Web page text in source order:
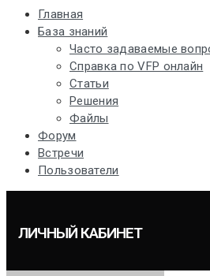
Главная
База знаний
Часто задаваемые
Справка по VFP онлайн
Статьи
Решения
Файлы
Форум
Встречи
Пользователи
ЛИЧНЫЙ КАБИНЕТ